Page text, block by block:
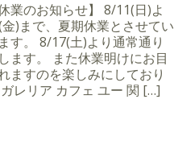
休業のお知らせ】 8/11(日)よ
)まで、夏期休業とさせてい
す。 8/17(土)より通常通り
ます。 また休業明けにお目
ますのを楽しみにしており
レリア カフェ ユー 関 […]